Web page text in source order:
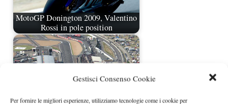
Gestisci Consenso Cookie
Per fornire le migliori esperienze, utilizziamo tecnologie come i cookie per
MotoGP Donington 2009, Valentino
Rossi in pole position